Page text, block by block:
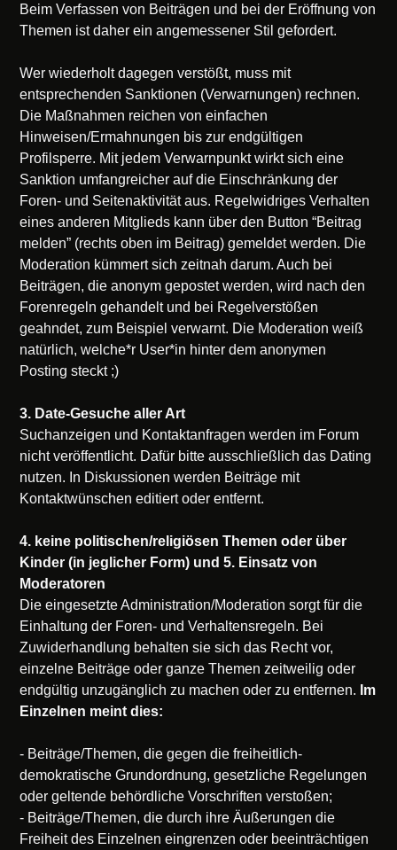
Beim Verfassen von Beiträgen und bei der Eröffnung von
Themen ist daher ein angemessener Stil gefordert.
Wer wiederholt dagegen verstößt, muss mit
entsprechenden Sanktionen (Verwarnungen) rechnen.
Die Maßnahmen reichen von einfachen
Hinweisen/Ermahnungen bis zur endgültigen
Profilsperre. Mit jedem Verwarnpunkt wirkt sich eine
Sanktion umfangreicher auf die Einschränkung der
Foren- und Seitenaktivität aus. Regelwidriges Verhalten
eines anderen Mitglieds kann über den Button “Beitrag
melden” (rechts oben im Beitrag) gemeldet werden. Die
Moderation kümmert sich zeitnah darum. Auch bei
Beiträgen, die anonym gepostet werden, wird nach den
Forenregeln gehandelt und bei Regelverstößen
geahndet, zum Beispiel verwarnt. Die Moderation weiß
natürlich, welche*r User*in hinter dem anonymen
Posting steckt ;)
3. Date-Gesuche aller Art
Suchanzeigen und Kontaktanfragen werden im Forum
nicht veröffentlicht. Dafür bitte ausschließlich das Dating
nutzen. In Diskussionen werden Beiträge mit
Kontaktwünschen editiert oder entfernt.
4. keine politischen/religiösen Themen oder über
Kinder (in jeglicher Form) und 5. Einsatz von
Moderatoren
Die eingesetzte Administration/Moderation sorgt für die
Einhaltung der Foren- und Verhaltensregeln. Bei
Zuwiderhandlung behalten sie sich das Recht vor,
einzelne Beiträge oder ganze Themen zeitweilig oder
endgültig unzugänglich zu machen oder zu entfernen. Im
Einzelnen meint dies:
- Beiträge/Themen, die gegen die freiheitlich-
demokratische Grundordnung, gesetzliche Regelungen
oder geltende behördliche Vorschriften verstoßen;
- Beiträge/Themen, die durch ihre Äußerungen die
Freiheit des Einzelnen eingrenzen oder beeinträchtigen